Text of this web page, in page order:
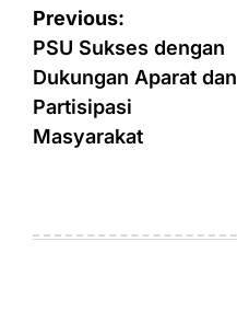
Post
navigation
Previous:
PSU Sukses dengan
Dukungan Aparat dan
Partisipasi
Masyarakat